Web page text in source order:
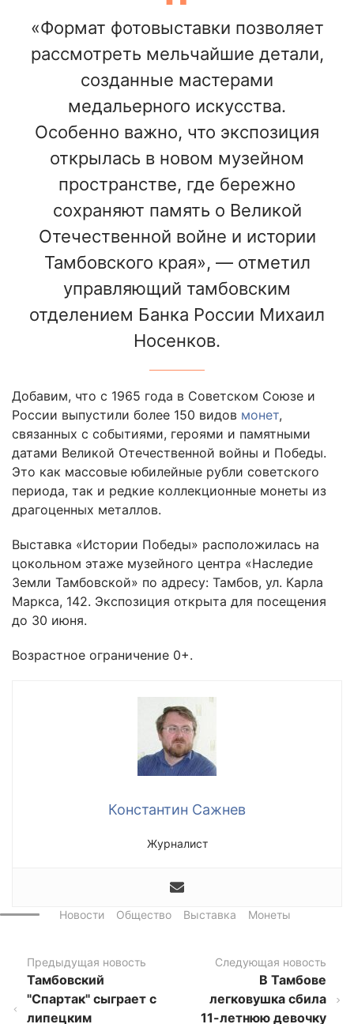
«Формат фотовыставки позволяет
рассмотреть мельчайшие детали,
созданные мастерами
медальерного искусства.
Особенно важно, что экспозиция
открылась в новом музейном
пространстве, где бережно
сохраняют память о Великой
Отечественной войне и истории
Тамбовского края», — отметил
управляющий тамбовским
отделением Банка России Михаил
Носенков.
Добавим, что с 1965 года в Советском Союзе и
России выпустили более 150 видов монет,
связанных с событиями, героями и памятными
датами Великой Отечественной войны и Победы.
Это как массовые юбилейные рубли советского
периода, так и редкие коллекционные монеты из
драгоценных металлов.
Выставка «Истории Победы» расположилась на
цокольном этаже музейного центра «Наследие
Земли Тамбовской» по адресу: Тамбов, ул. Карла
Маркса, 142. Экспозиция открыта для посещения
до 30 июня.
Возрастное ограничение 0+.
Константин Сажнев
Журналист
Новости Общество Выставка Монеты
Предыдущая новость
Тамбовский
"Спартак" сыграет с
липецким
Следующая новость
В Тамбове
легковушка сбила
11-летнюю девочку